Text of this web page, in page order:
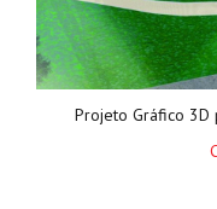
Projeto Gráfico 3D